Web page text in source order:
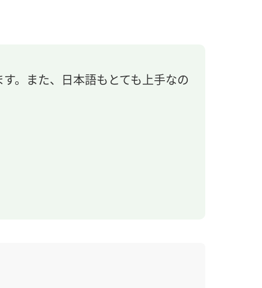
。また、日本語もとても上手なの